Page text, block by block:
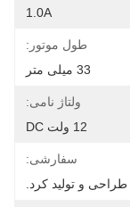
1.0A
طول موتور:
33 میلی متر
ولتاژ نامی:
12 ولت DC
سفارشی:
و تولید کرد.